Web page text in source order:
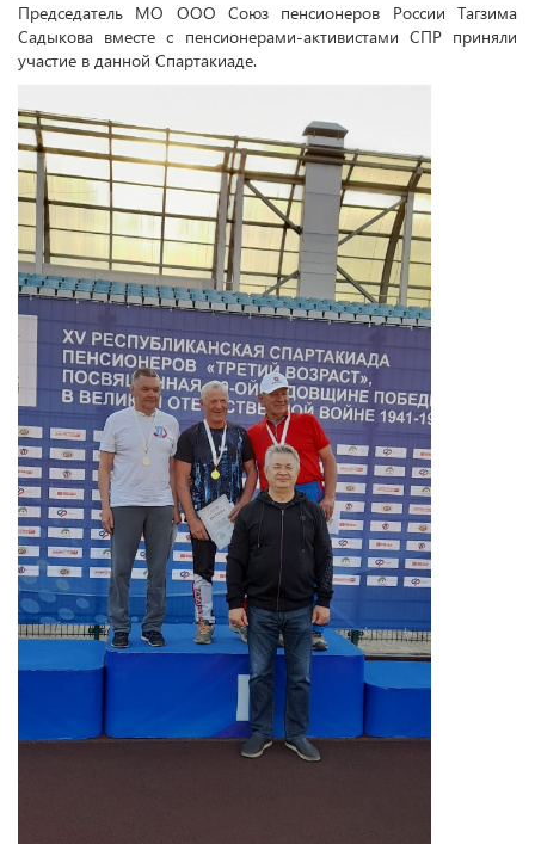
Председатель МО ООО Союз пенсионеров России Тагзима
Садыкова вместе с пенсионерами-активистами СПР приняли
участие в данной Спартакиаде.